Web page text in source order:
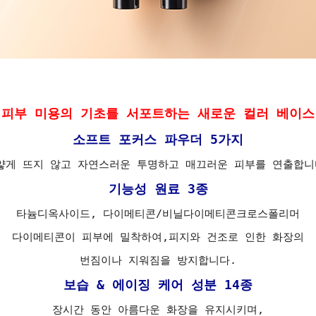
피부 미용의 기초를 서포트하는 새로운 컬러 베이스
소프트 포커스 파우더 5가지
게 뜨지 않고 자연스러운 투명하고 매끄러운 피부를 연출합
기능성 원료 3종
타늄디옥사이드, 다이메티콘/비닐다이메티콘크로스폴리머
다이메티콘이 피부에 밀착하여,피지와 건조로 인한 화장의
번짐이나 지워짐을 방지합니다.
보습 & 에이징 케어 성분 14종
장시간 동안 아름다운 화장을 유지시키며,